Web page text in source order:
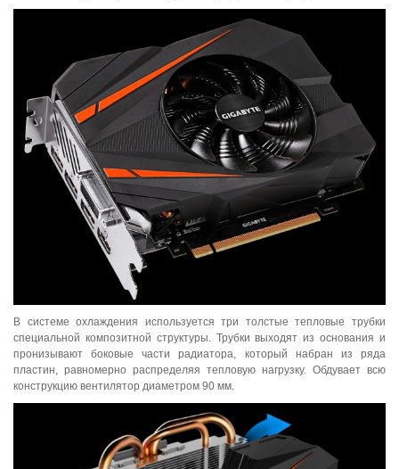
В системе охлаждения используется три толстые тепловые трубки
специальной композитной структуры. Трубки выходят из основания и
пронизывают боковые части радиатора, который набран из ряда
пластин, равномерно распределяя тепловую нагрузку. Обдувает всю
конструкцию вентилятор диаметром 90 мм.